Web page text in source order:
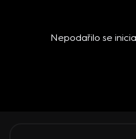
Nepodařilo se